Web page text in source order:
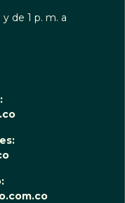
de 1 p. m. a